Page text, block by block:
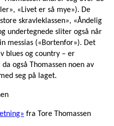
«Livet er så mye»). De
skravleklassen», «Åndelig
undertegnede sliter også når
messias («Bortenfor»). Det
blues og country – er
også Thomassen noen av
seg på laget.
fra Tore Thomassen